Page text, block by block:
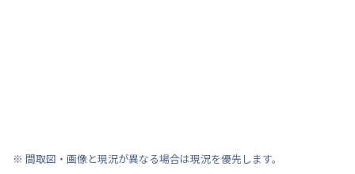
※ 間取図・画像と現況が異なる場合は現況を優先します。